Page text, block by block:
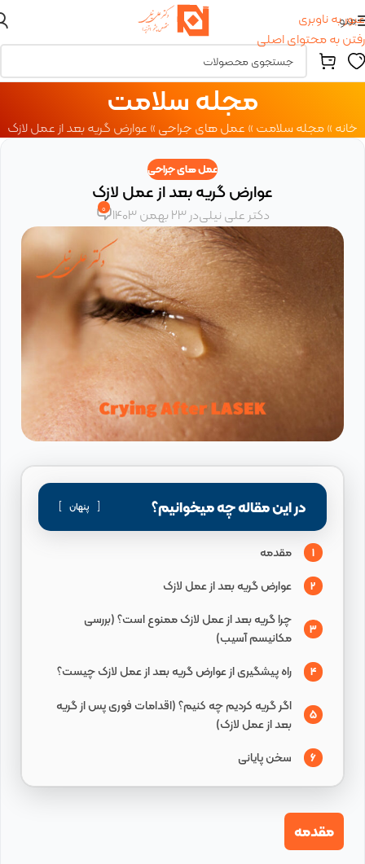
عبور به ناوبری
رفتن به محتوای اصلی
منو
مجله سلامت
خانه»مجله سلامت»عمل های جراحی»عوارض گریه بعد از عمل لازک
عمل های جراحی
عوارض گریه بعد از عمل لازک
دکتر علی نیلیدر 23 بهمن 1403 0
در این مقاله چه میخوانیم؟ پنهان
1 مقدمه
2 عوارض گریه بعد از عمل لازک
3
چرا گریه بعد از عمل لازک ممنوع است؟ (بررسی
مکانیسم آسیب)
4 راه پیشگیری از عوارض گریه بعد از عمل لازک چیست؟
5
اگر گریه کردیم چه کنیم؟ (اقدامات فوری پس از گریه
بعد از عمل لازک)
6 سخن پایانی
مقدمه